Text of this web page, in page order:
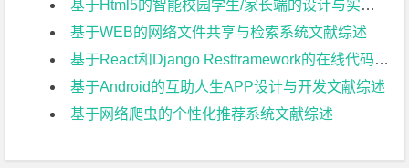
基于Html5的智能校园学生/家长端的设计与实现文献综述
基于WEB的网络文件共享与检索系统文献综述
基于React和Django Restframework的在线代码评测系统文献综述
基于Android的互助人生APP设计与开发文献综述
基于网络爬虫的个性化推荐系统文献综述